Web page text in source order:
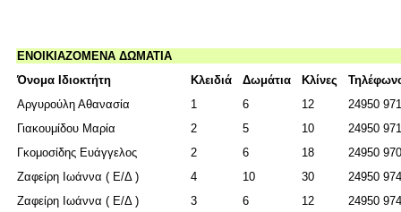
ΕΝΟΙΚΙΑΖΟΜΕΝΑ ΔΩΜΑΤΙΑ
Όνομα Ιδιοκτήτη
Κλειδιά Δωμάτια Κλίνες
Αργυρούλη Αθανασία
1 6 12
24950
Γιακουμίδου Μαρία
2 5 10
24950
Γκομοσίδης Ευάγγελος
2 6 18
24950
Ζαφείρη Ιωάννα ( Ε/Δ )
4 10 30
24950
Ζαφείρη Ιωάννα ( Ε/Δ )
3 6 12
24950